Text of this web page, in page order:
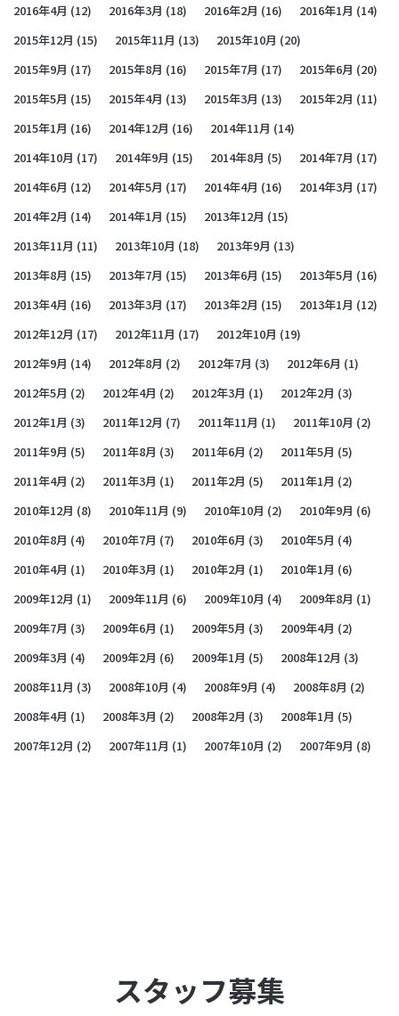
2016年4月 (12) 2016年3月 (18) 2016年2月 (16) 2016年1月 (14)
2015年12月 (15) 2015年11月 (13) 2015年10月 (20)
2015年9月 (17) 2015年8月 (16) 2015年7月 (17) 2015年6月 (20)
2015年5月 (15) 2015年4月 (13) 2015年3月 (13) 2015年2月 (11)
2015年1月 (16) 2014年12月 (16) 2014年11月 (14)
2014年10月 (17) 2014年9月 (15) 2014年8月 (5) 2014年7月 (17)
2014年6月 (12) 2014年5月 (17) 2014年4月 (16) 2014年3月 (17)
2014年2月 (14) 2014年1月 (15) 2013年12月 (15)
2013年11月 (11) 2013年10月 (18) 2013年9月 (13)
2013年8月 (15) 2013年7月 (15) 2013年6月 (15) 2013年5月 (16)
2013年4月 (16) 2013年3月 (17) 2013年2月 (15) 2013年1月 (12)
2012年12月 (17) 2012年11月 (17) 2012年10月 (19)
2012年9月 (14) 2012年8月 (2) 2012年7月 (3) 2012年6月 (1)
2012年5月 (2) 2012年4月 (2) 2012年3月 (1) 2012年2月 (3)
2012年1月 (3) 2011年12月 (7) 2011年11月 (1) 2011年10月 (2)
2011年9月 (5) 2011年8月 (3) 2011年6月 (2) 2011年5月 (5)
2011年4月 (2) 2011年3月 (1) 2011年2月 (5) 2011年1月 (2)
2010年12月 (8) 2010年11月 (9) 2010年10月 (2) 2010年9月 (6)
2010年8月 (4) 2010年7月 (7) 2010年6月 (3) 2010年5月 (4)
2010年4月 (1) 2010年3月 (1) 2010年2月 (1) 2010年1月 (6)
2009年12月 (1) 2009年11月 (6) 2009年10月 (4) 2009年8月 (1)
2009年7月 (3) 2009年6月 (1) 2009年5月 (3) 2009年4月 (2)
2009年3月 (4) 2009年2月 (6) 2009年1月 (5) 2008年12月 (3)
2008年11月 (3) 2008年10月 (4) 2008年9月 (4) 2008年8月 (2)
2008年4月 (1) 2008年3月 (2) 2008年2月 (3) 2008年1月 (5)
2007年12月 (2) 2007年11月 (1) 2007年10月 (2) 2007年9月 (8)
スタッフ募集